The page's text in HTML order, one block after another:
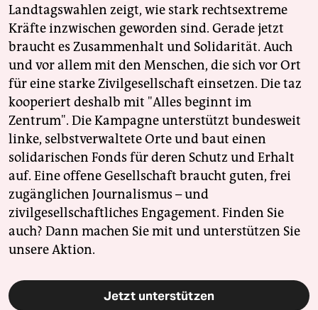
Landtagswahlen zeigt, wie stark rechtsextreme
Kräfte inzwischen geworden sind. Gerade jetzt
braucht es Zusammenhalt und Solidarität. Auch
und vor allem mit den Menschen, die sich vor Ort
für eine starke Zivilgesellschaft einsetzen. Die taz
kooperiert deshalb mit "Alles beginnt im
Zentrum". Die Kampagne unterstützt bundesweit
linke, selbstverwaltete Orte und baut einen
solidarischen Fonds für deren Schutz und Erhalt
auf. Eine offene Gesellschaft braucht guten, frei
zugänglichen Journalismus – und
zivilgesellschaftliches Engagement. Finden Sie
auch? Dann machen Sie mit und unterstützen Sie
unsere Aktion.
Jetzt unterstützen